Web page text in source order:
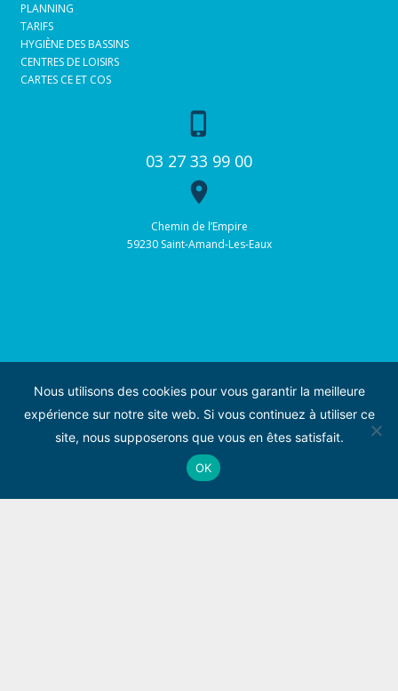
PLANNING
TARIFS
HYGIÈNE DES BASSINS
CENTRES DE LOISIRS
CARTES CE ET COS
phone_iphone
03 27 33 99 00
place
Chemin de l’Empire
59230 Saint-Amand-Les-Eaux
Nous utilisons des cookies pour vous garantir la meilleure
expérience sur notre site web. Si vous continuez à utiliser ce
site, nous supposerons que vous en êtes satisfait.
OK